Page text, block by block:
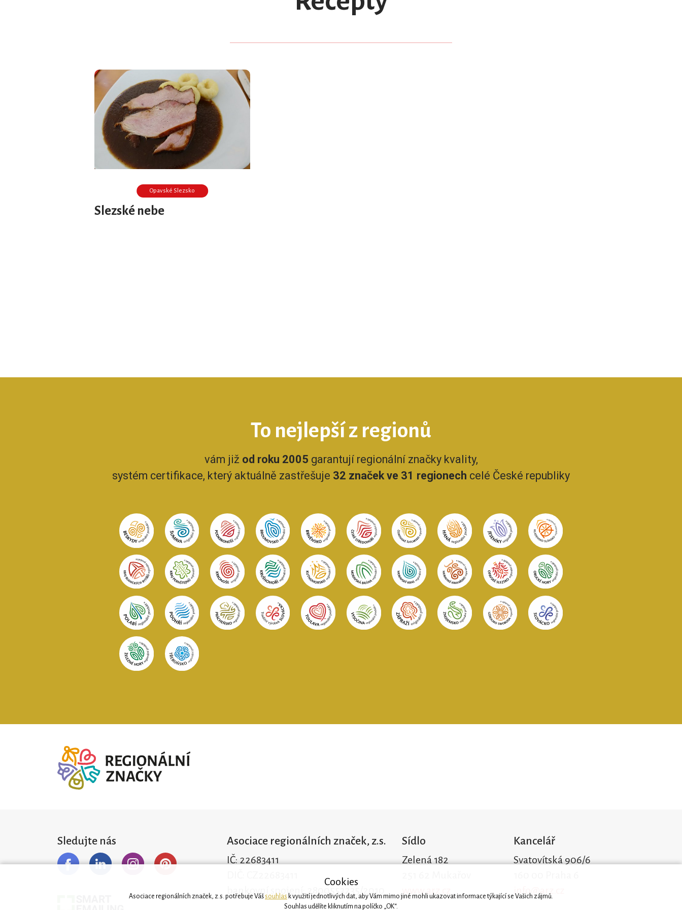
Opavské Slezsko
Slezské nebe
To nejlepší z regionů
vám již od roku 2005 garantují regionální značky kvality,
systém certifikace, který aktuálně zastřešuje 32 značek ve 31 regionech celé České republiky
Sledujte nás Asociace regionálních značek, z.s.
IČ: 22683411
bankovní spojení: 2800553235/2010
Sídlo
Zelená 182
www.arz.cz
Kancelář
Svatovítská 906/6
info@arz.cz
Cookies
Asociace regionálních značek, z.s. potřebuje Vášsouhlas k využití jednotlivých dat, aby Vám mimo jiné mohli ukazovat informace týkající se Vašich zájmů.
Souhlas udělíte kliknutím na políčko „OK“.